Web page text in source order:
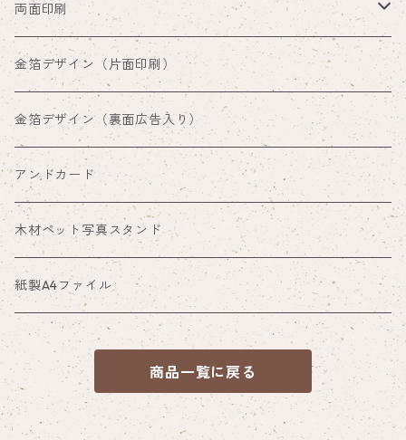
両面印刷
両面印刷（裏面通常デザイン）
両面印刷（裏面広告入り）
金箔デザイン（片面印刷）
金箔デザイン（裏面広告入り）
アンドカード
木材ペット写真スタンド
紙製A4ファイル
商品一覧に戻る